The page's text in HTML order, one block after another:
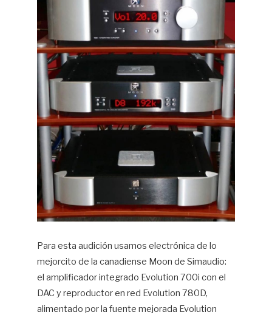
Para esta audición usamos electrónica de lo
mejorcito de la canadiense Moon de Simaudio:
el amplificador integrado Evolution 700i con el
DAC y reproductor en red Evolution 780D,
alimentado por la fuente mejorada Evolution